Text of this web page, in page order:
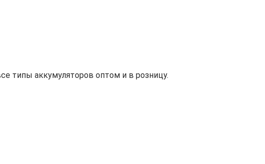
типы аккумуляторов оптом и в розницу.